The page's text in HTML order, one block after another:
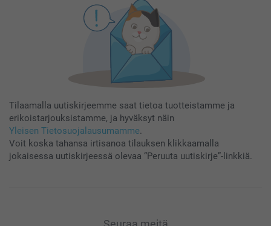
Tilaamalla uutiskirjeemme saat tietoa tuotteistamme ja
erikoistarjouksistamme, ja hyväksyt näin
Yleisen Tietosuojalausumamme.
Voit koska tahansa irtisanoa tilauksen klikkaamalla
jokaisessa uutiskirjeessä olevaa “Peruuta uutiskirje”-linkkiä.